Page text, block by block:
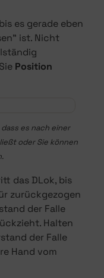
es gerade eben
ist. Nicht
Position
es nach einer
oder Sie können
das DLok, bis
zurückgezogen
der Falle
Halten
der Falle
Hand vom